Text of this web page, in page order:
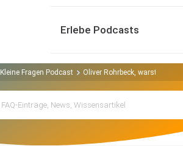
Erlebe Podcasts
Kleine Fragen Podcast Oliver Rohrbeck, warst du